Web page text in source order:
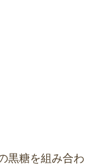
黒糖を組み合わ